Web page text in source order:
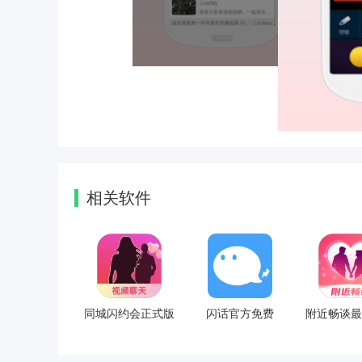
相关软件
同城闪约会正式版 闪话官方免费 附近畅谈